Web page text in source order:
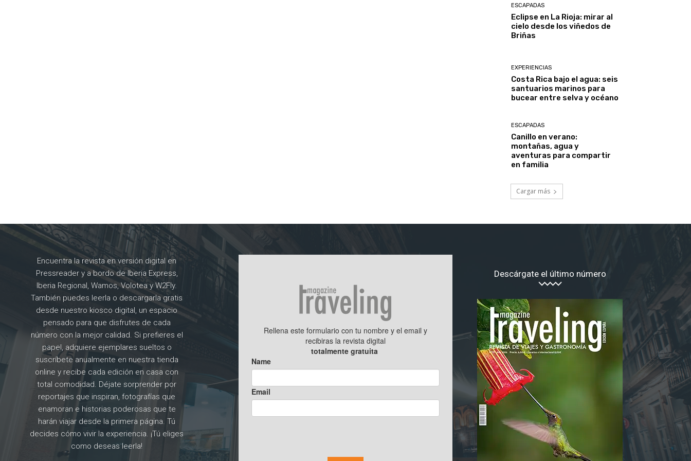
ESCAPADAS
Eclipse en La Rioja: mirar al
cielo desde los viñedos de
Briñas
EXPERIENCIAS
Costa Rica bajo el agua: seis
santuarios marinos para
bucear entre selva y océano
ESCAPADAS
Canillo en verano:
montañas, agua y
aventuras para compartir
en familia
Cargar más
Encuentra la revista en versión digital en
Pressreader y a bordo de Iberia Express,
Iberia Regional, Wamos, Volotea y W2Fly.
También puedes leerla o descargarla gratis
desde nuestro kiosco digital, un espacio
pensado para que disfrutes de cada
número con la mejor calidad. Si prefieres el
papel, adquiere ejemplares sueltos o
suscríbete anualmente en nuestra tienda
online y recibe cada edición en casa con
total comodidad. Déjate sorprender por
reportajes que inspiran, fotografías que
enamoran e historias poderosas que te
harán viajar desde la primera página. Tú
decides cómo vivir la experiencia. ¡Tú eliges
como deseas leerla!
Descárgate el último número